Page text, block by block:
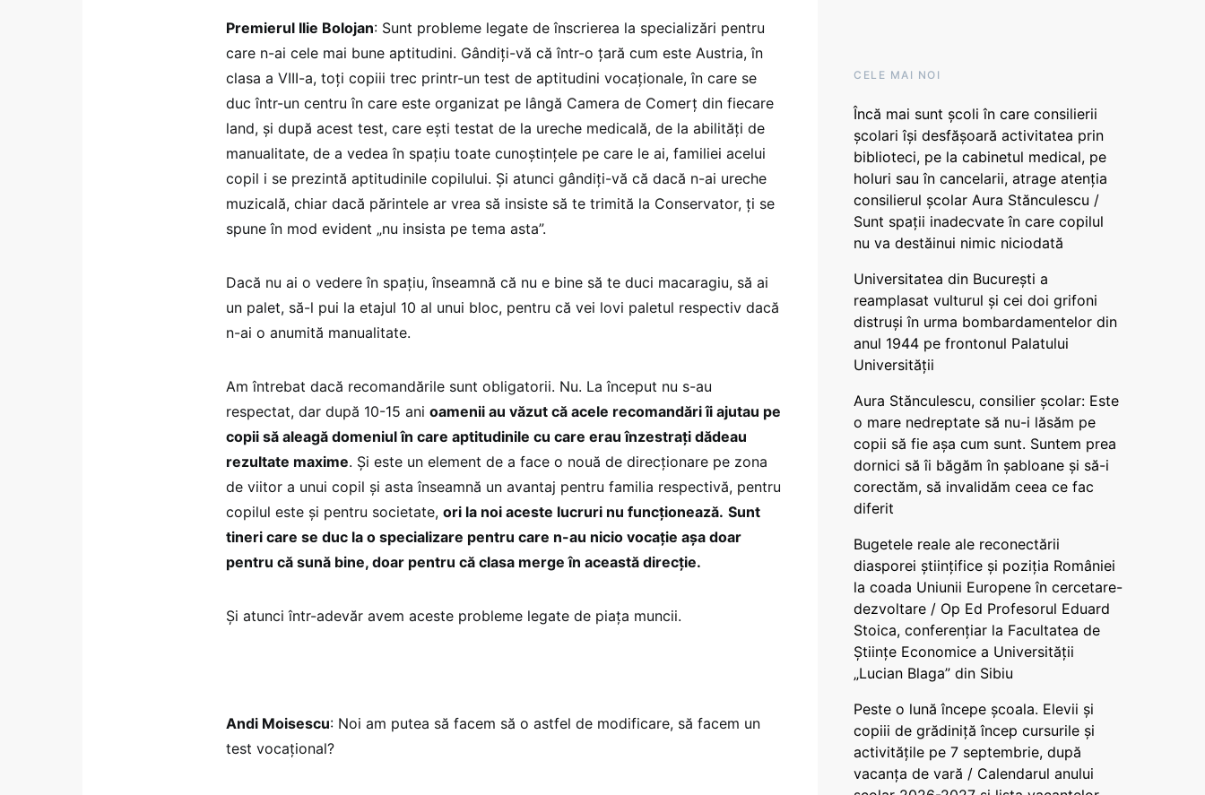
Premierul Ilie Bolojan: Sunt probleme legate de înscrierea la specializări pentru
care n-ai cele mai bune aptitudini. Gândiți-vă că într-o țară cum este Austria, în
clasa a VIII-a, toți copiii trec printr-un test de aptitudini vocaționale, în care se
duc într-un centru în care este organizat pe lângă Camera de Comerț din fiecare
land, și după acest test, care ești testat de la ureche medicală, de la abilități de
manualitate, de a vedea în spațiu toate cunoștințele pe care le ai, familiei acelui
copil i se prezintă aptitudinile copilului. Și atunci gândiți-vă că dacă n-ai ureche
muzicală, chiar dacă părintele ar vrea să insiste să te trimită la Conservator, ți se
spune în mod evident „nu insista pe tema asta”.
Dacă nu ai o vedere în spațiu, înseamnă că nu e bine să te duci macaragiu, să ai
un palet, să-l pui la etajul 10 al unui bloc, pentru că vei lovi paletul respectiv dacă
n-ai o anumită manualitate.
Am întrebat dacă recomandările sunt obligatorii. Nu. La început nu s-au
respectat, dar după 10-15 ani oamenii au văzut că acele recomandări îi ajutau pe
copii să aleagă domeniul în care aptitudinile cu care erau înzestrați dădeau
rezultate maxime. Și este un element de a face o nouă de direcționare pe zona
de viitor a unui copil și asta înseamnă un avantaj pentru familia respectivă, pentru
copilul este și pentru societate, ori la noi aceste lucruri nu funcționează. Sunt
tineri care se duc la o specializare pentru care n-au nicio vocație așa doar
pentru că sună bine, doar pentru că clasa merge în această direcție.
Și atunci într-adevăr avem aceste probleme legate de piața muncii.
Andi Moisescu: Noi am putea să facem să o astfel de modificare, să facem un
test vocațional?
CELE MAI NOI
Încă mai sunt școli în care consilierii
școlari își desfășoară activitatea prin
biblioteci, pe la cabinetul medical, pe
holuri sau în cancelarii, atrage atenția
consilierul școlar Aura Stănculescu /
Sunt spații inadecvate în care copilul
nu va destăinui nimic niciodată
Universitatea din București a
reamplasat vulturul și cei doi grifoni
distruși în urma bombardamentelor din
anul 1944 pe frontonul Palatului
Universității
Aura Stănculescu, consilier școlar: Este
o mare nedreptate să nu-i lăsăm pe
copii să fie așa cum sunt. Suntem prea
dornici să îi băgăm în șabloane și să-i
corectăm, să invalidăm ceea ce fac
diferit
Bugetele reale ale reconectării
diasporei științifice și poziția României
la coada Uniunii Europene în cercetare-
dezvoltare / Op Ed Profesorul Eduard
Stoica, conferențiar la Facultatea de
Științe Economice a Universității
„Lucian Blaga” din Sibiu
Peste o lună începe școala. Elevii și
copiii de grădiniță încep cursurile și
activitățile pe 7 septembrie, după
vacanța de vară / Calendarul anului